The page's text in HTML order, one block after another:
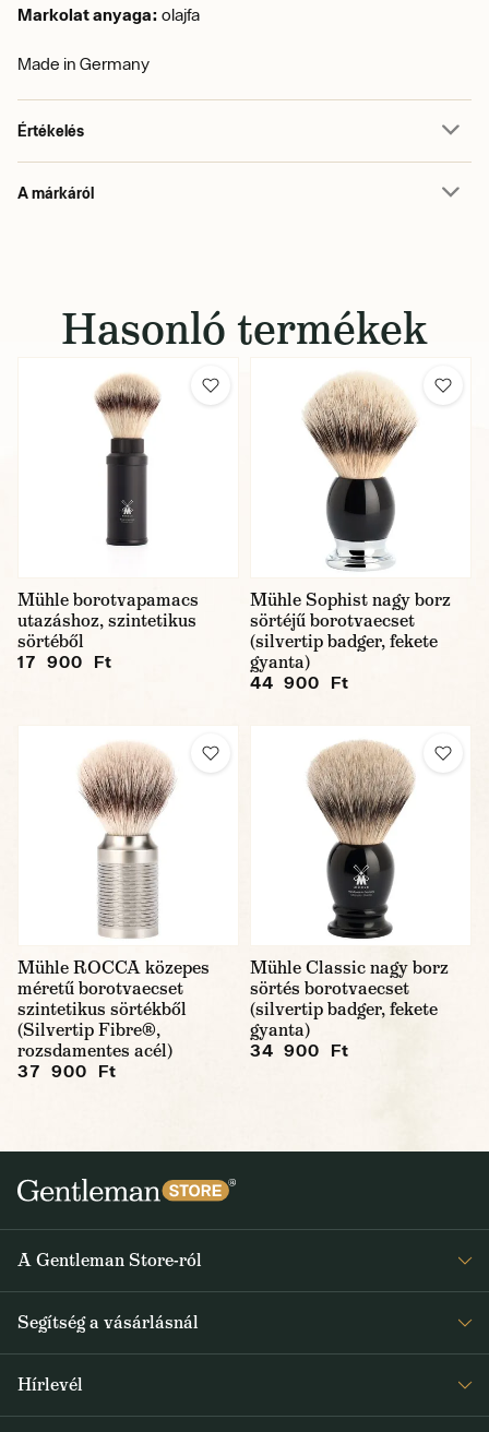
Markolat anyaga: olajfa
Made in Germany
Értékelés
A márkáról
Hasonló termékek
Mühle borotvapamacs
utazáshoz, szintetikus
sörtéből
17 900 Ft
Mühle Sophist nagy borz
sörtéjű borotvaecset
(silvertip badger, fekete
gyanta)
44 900 Ft
Mühle ROCCA közepes
méretű borotvaecset
szintetikus sörtékből
(Silvertip Fibre®,
rozsdamentes acél)
37 900 Ft
Mühle Classic nagy borz
sörtés borotvaecset
(silvertip badger, fekete
gyanta)
34 900 Ft
A Gentleman Store-ról
Rólunk
Journal
Segítség a vásárlásnál
Hírlevél